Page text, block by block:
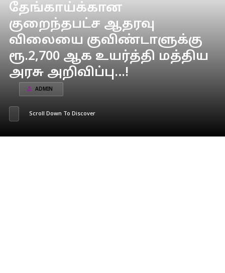
தேங்காய்க்கான
குறைந்தபட்ச ஆதரவு
விலையை குவிண்டாளுக்கு
ரூ.2,700 ஆக உயர்த்தி மத்திய
அரசு அறிவிப்பு…!
ADMIN
Scroll Down To Discover